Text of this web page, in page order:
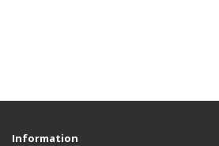
Information